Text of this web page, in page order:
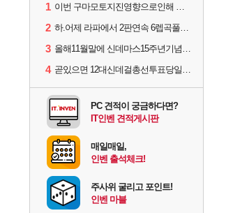
1 이번 구마모토지진영향으로인해 아이돌 커뮤니케이션 매일 게시물이 중단된다고하네요ㅠ
2 하.어제 라파에서 2판연속 6렙곡풀콤못했네요.
3 올해11월말에 신데마스15주년기념 라이브를 하네요
4 곧있으면 12대신데걸총선투표당일이네요.
PC 견적이 궁금하다면?
IT인벤 견적게시판
매일매일,
인벤 출석체크!
주사위 굴리고 포인트!
인벤 마블